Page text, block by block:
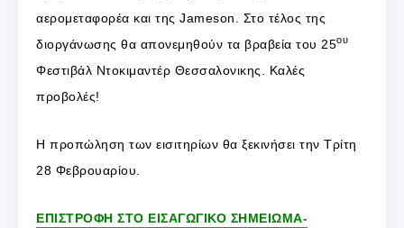
αερομεταφορέα και της Jameson. Στο τέλος της
διοργάνωσης θα απονεμηθούν τα βραβεία του 25ου
Φεστιβάλ Ντοκιμαντέρ Θεσσαλονικης. Καλές
προβολές!
Η προπώληση των εισιτηρίων θα ξεκινήσει την Τρίτη
28 Φεβρουαρίου.
ΕΠΙΣΤΡΟΦΗ ΣΤΟ ΕΙΣΑΓΩΓΙΚΟ ΣΗΜΕΙΩΜΑ-